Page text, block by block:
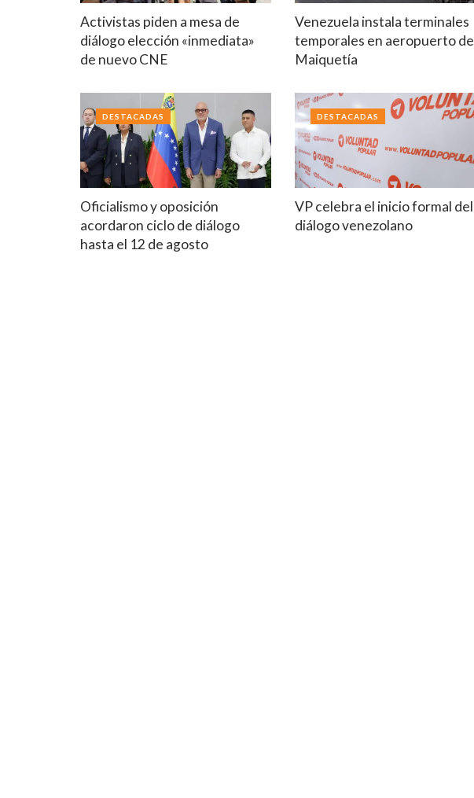
Activistas piden a mesa de
diálogo elección «inmediata»
de nuevo CNE
Venezuela instala terminales
temporales en aeropuerto de
Maiquetía
Oficialismo y oposición
acordaron ciclo de diálogo
hasta el 12 de agosto
DESTACADAS
VP celebra el inicio formal del
diálogo venezolano
DESTACADAS